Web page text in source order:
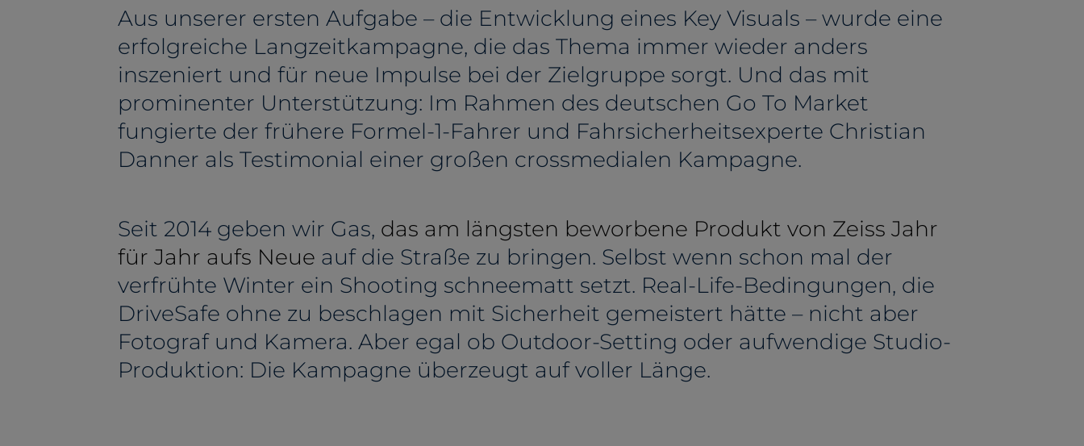
Aus unserer ersten Aufgabe – die Entwicklung eines Key Visuals – wurde eine
erfolgreiche Langzeitkampagne, die das Thema immer wieder anders
inszeniert und für neue Impulse bei der Zielgruppe sorgt. Und das mit
prominenter Unterstützung: Im Rahmen des deutschen Go To Market
fungierte der frühere Formel-1-Fahrer und Fahrsicherheitsexperte Christian
Danner als Testimonial einer großen crossmedialen Kampagne.
Seit 2014 geben wir Gas, das am längsten beworbene Produkt von Zeiss Jahr
für Jahr aufs Neue auf die Straße zu bringen. Selbst wenn schon mal der
verfrühte Winter ein Shooting schneematt setzt. Real-Life-Bedingungen, die
DriveSafe ohne zu beschlagen mit Sicherheit gemeistert hätte – nicht aber
Fotograf und Kamera. Aber egal ob Outdoor-Setting oder aufwendige Studio-
Produktion: Die Kampagne überzeugt auf voller Länge.